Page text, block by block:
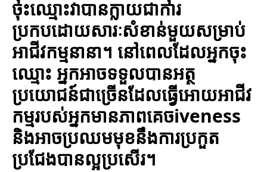
ចុះឈ្មោះវាបានក្លាយជាការ
ប្រកបដោយសារៈសំខាន់មួយសម្រាប់
អាជីវកម្មនានា។ នៅពេលដែលអ្នកចុះ
ឈ្មោះ អ្នកអាចទទួលបានអត្ថ
ប្រយោជន៍ជាច្រើនដែលធ្វើអោយអាជីវ
កម្មរបស់អ្នកមានភាពគេចiveness
និងអាចប្រឈមមុខនឹងការប្រកួត
ប្រជែងបានល្អប្រសើរ។